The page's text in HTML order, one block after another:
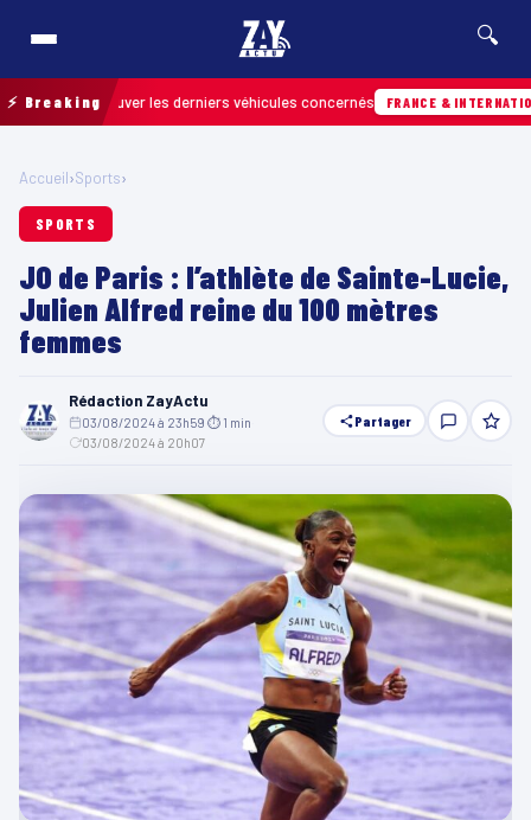
🔍
⚡ Breaking
retrouver les derniers véhicules concernés FRANCE & INTERNATIONALE
Accueil›Sports›
SPORTS
JO de Paris : l’athlète de Sainte-Lucie,
Julien Alfred reine du 100 mètres
femmes
Rédaction ZayActu
03/08/2024 à 23h59 ⏱ 1 min
03/08/2024 à 20h07
Partager